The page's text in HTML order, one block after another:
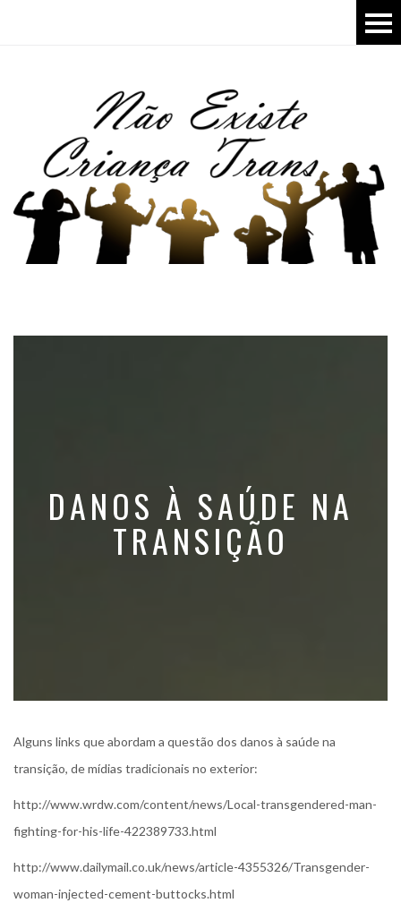
DANOS À SAÚDE NA
TRANSIÇÃO
Alguns links que abordam a questão dos danos à saúde na
transição, de mídias tradicionais no exterior:
http://www.wrdw.com/content/news/Local-transgendered-man-
fighting-for-his-life-422389733.html
http://www.dailymail.co.uk/news/article-4355326/Transgender-
woman-injected-cement-buttocks.html